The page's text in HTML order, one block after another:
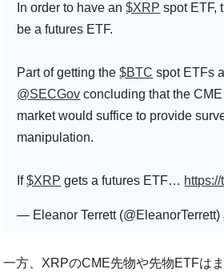
In order to have an$XRP spot ETF,
be a futures ETF.
Part of getting the$BTC spot ETFs
@SECGov concluding that the
market would suffice to provide
manipulation.
If$XRP gets a futures ETF…
— Eleanor Terrett (@EleanorTerrett)
一方、XRPのCME先物や先物ETFは